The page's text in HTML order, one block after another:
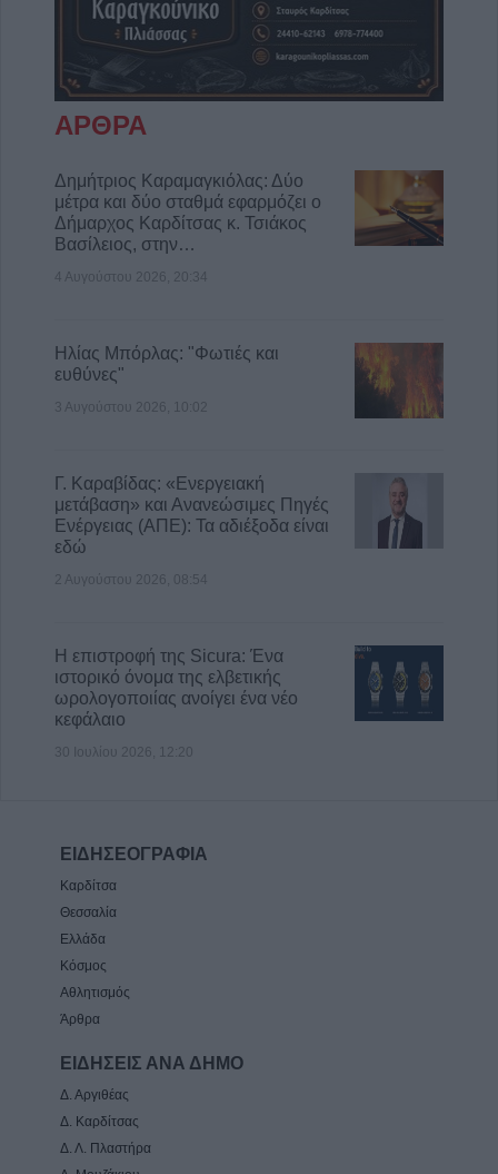
ΑΡΘΡΑ
Δημήτριος Καραμαγκιόλας: Δύο
μέτρα και δύο σταθμά εφαρμόζει ο
Δήμαρχος Καρδίτσας κ. Τσιάκος
Βασίλειος, στην…
4 Αυγούστου 2026, 20:34
Ηλίας Μπόρλας: "Φωτιές και
ευθύνες"
3 Αυγούστου 2026, 10:02
Γ. Καραβίδας: «Ενεργειακή
μετάβαση» και Ανανεώσιμες Πηγές
Ενέργειας (ΑΠΕ): Τα αδιέξοδα είναι
εδώ
2 Αυγούστου 2026, 08:54
Η επιστροφή της Sicura: Ένα
ιστορικό όνομα της ελβετικής
ωρολογοποιίας ανοίγει ένα νέο
κεφάλαιο
30 Ιουλίου 2026, 12:20
ΕΙΔΗΣΕΟΓΡΑΦΙΑ
Καρδίτσα
Θεσσαλία
Ελλάδα
Κόσμος
Αθλητισμός
Άρθρα
ΕΙΔΗΣΕΙΣ ΑΝΑ ΔΗΜΟ
Δ. Αργιθέας
Δ. Καρδίτσας
Δ. Λ. Πλαστήρα